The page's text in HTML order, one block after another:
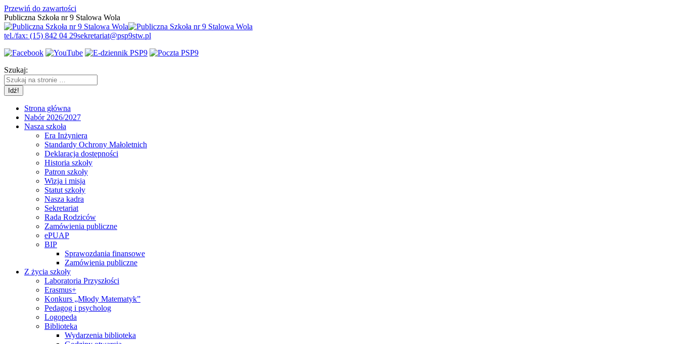
Przewiń do zawartości
Publiczna Szkoła nr 9 Stalowa Wola
tel./fax: (15) 842 04 29sekretariat@psp9stw.pl
Szukaj:
Strona główna
Nabór 2026/2027
Nasza szkoła
Era Inżyniera
Standardy Ochrony Małoletnich
Deklaracja dostępności
Historia szkoły
Patron szkoły
Wizja i misja
Statut szkoły
Nasza kadra
Sekretariat
Rada Rodziców
Zamówienia publiczne
ePUAP
BIP
Sprawozdania finansowe
Zamówienia publiczne
Z życia szkoły
Laboratoria Przyszłości
Erasmus+
Konkurs „Młody Matematyk”
Pedagog i psycholog
Logopeda
Biblioteka
Wydarzenia biblioteka